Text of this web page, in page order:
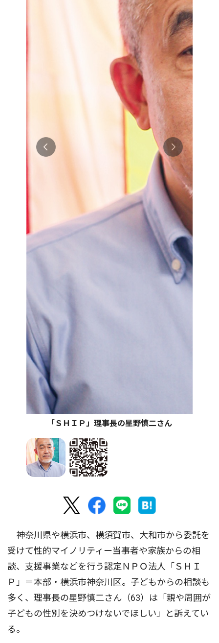
「ＳＨＩＰ」理事長の星野慎二さん
神奈川県や横浜市、横須賀市、大和市から委託を
受けて性的マイノリティー当事者や家族からの相
談、支援事業などを行う認定ＮＰＯ法人「ＳＨＩ
Ｐ」＝本部・横浜市神奈川区。子どもからの相談も
多く、理事長の星野慎二さん（63）は「親や周囲が
子どもの性別を決めつけないでほしい」と訴えてい
る。